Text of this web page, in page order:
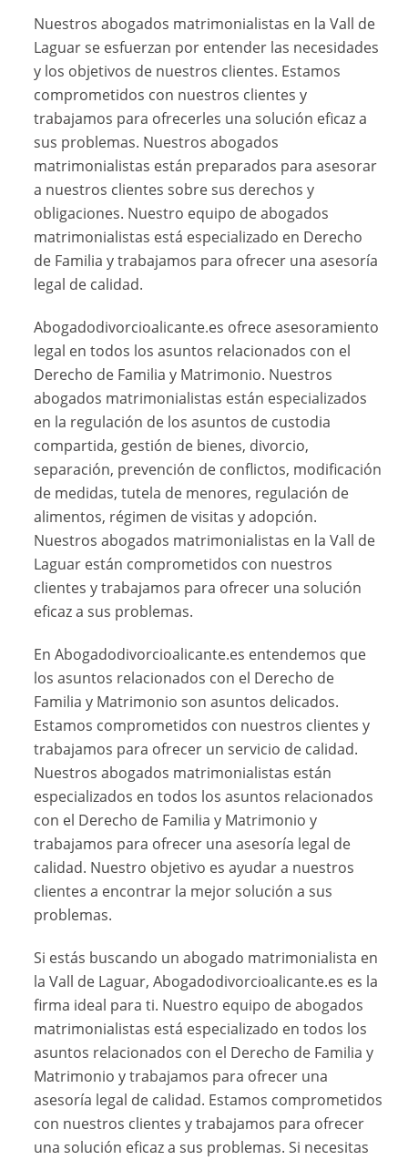
Nuestros abogados matrimonialistas en la Vall de
Laguar se esfuerzan por entender las necesidades
y los objetivos de nuestros clientes. Estamos
comprometidos con nuestros clientes y
trabajamos para ofrecerles una solución eficaz a
sus problemas. Nuestros abogados
matrimonialistas están preparados para asesorar
a nuestros clientes sobre sus derechos y
obligaciones. Nuestro equipo de abogados
matrimonialistas está especializado en Derecho
de Familia y trabajamos para ofrecer una asesoría
legal de calidad.
Abogadodivorcioalicante.es ofrece asesoramiento
legal en todos los asuntos relacionados con el
Derecho de Familia y Matrimonio. Nuestros
abogados matrimonialistas están especializados
en la regulación de los asuntos de custodia
compartida, gestión de bienes, divorcio,
separación, prevención de conflictos, modificación
de medidas, tutela de menores, regulación de
alimentos, régimen de visitas y adopción.
Nuestros abogados matrimonialistas en la Vall de
Laguar están comprometidos con nuestros
clientes y trabajamos para ofrecer una solución
eficaz a sus problemas.
En Abogadodivorcioalicante.es entendemos que
los asuntos relacionados con el Derecho de
Familia y Matrimonio son asuntos delicados.
Estamos comprometidos con nuestros clientes y
trabajamos para ofrecer un servicio de calidad.
Nuestros abogados matrimonialistas están
especializados en todos los asuntos relacionados
con el Derecho de Familia y Matrimonio y
trabajamos para ofrecer una asesoría legal de
calidad. Nuestro objetivo es ayudar a nuestros
clientes a encontrar la mejor solución a sus
problemas.
Si estás buscando un abogado matrimonialista en
la Vall de Laguar, Abogadodivorcioalicante.es es la
firma ideal para ti. Nuestro equipo de abogados
matrimonialistas está especializado en todos los
asuntos relacionados con el Derecho de Familia y
Matrimonio y trabajamos para ofrecer una
asesoría legal de calidad. Estamos comprometidos
con nuestros clientes y trabajamos para ofrecer
una solución eficaz a sus problemas. Si necesitas